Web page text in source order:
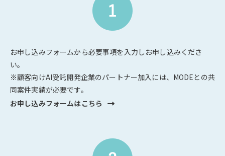
お申し込みフォームから必要事項を入力しお申し込みくださ
い。
※顧客向けAI受託開発企業のパートナー加入には、MODEとの共
同案件実績が必要です。
お申し込みフォームはこちら
Click